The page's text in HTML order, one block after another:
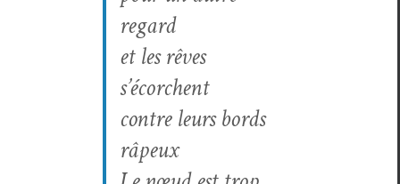
regard
et les rêves
s’écorchent
con­tre leurs bor­ds
râpeux